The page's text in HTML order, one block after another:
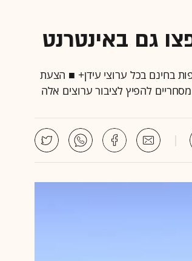
בחינם בכל ערוצי עידן+ ■ הצעת
להפיץ לציבור ערוצים אלה